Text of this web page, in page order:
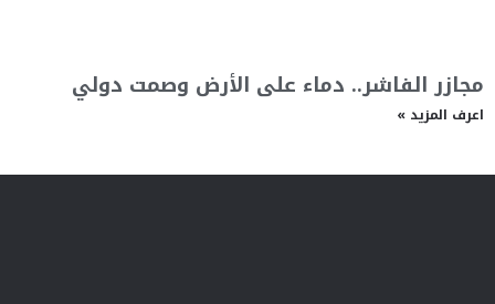
مجازر الفاشر.. دماء على الأرض وصمت دولي
اعرف المزيد »